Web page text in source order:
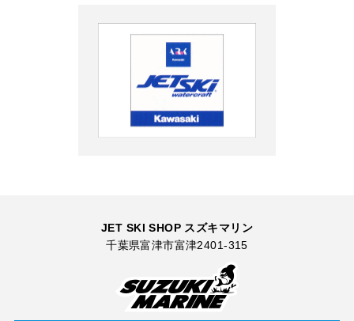
JET SKI SHOP スズキマリン
千葉県富津市富津2401-315